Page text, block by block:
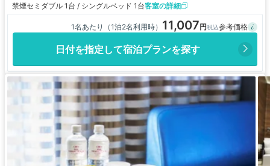
禁煙セミダブル 1台 / シングルベッド 1台客室の詳細
1名あたり（1泊2名利用時） 11,007
日付を指定して宿泊プランを探す